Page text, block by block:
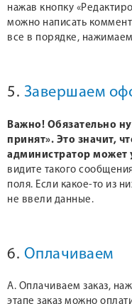
нажав кнопку
можно написать
все в порядке,
5. Завершаем
Важно! Обязательно
принят». Это значит,
администратор может
видите такого
поля. Если какое-то из
не ввели данные.
6. Оплачиваем
А. Оплачиваем заказ,
этапе заказ можно